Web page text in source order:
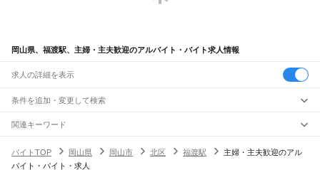
岡山県、福渡駅、主婦・主夫歓迎のアルバイト・バイト求人情報
求人の詳細を表示
条件を追加・変更して検索
市区町村を追加・変更
岡山県すべて
岡山市 すべて
駅を追加・変更
関連キーワード
バイトTOP
岡山県 岡山市 北区 福渡駅
主婦・主夫歓迎のアル
バイト・バイト・求人